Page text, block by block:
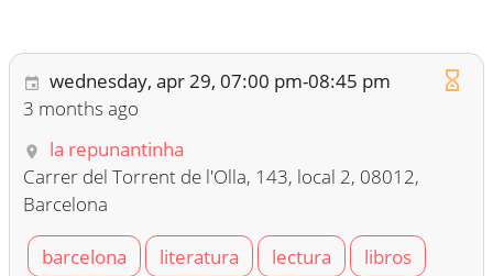
wednesday, apr 29, 07:00 pm-08:45 pm
3 months ago
la repunantinha
Carrer del Torrent de l'Olla, 143, local 2, 08012,
Barcelona
barcelona
literatura lectura
libros